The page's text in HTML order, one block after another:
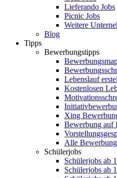
Lieferando Jobs
Picnic Jobs
Weitere
Blog
Tipps
Bewerbungstipps
Lebenslauf
Kostenlosen
Xing
Bewerbung auf
Alle
Schülerjobs
Schülerjobs ab
Schülerjobs ab